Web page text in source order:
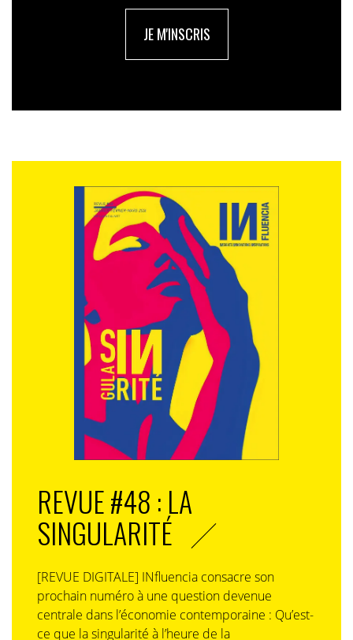
JE M'INSCRIS
REVUE #48 : LA
SINGULARITÉ
[REVUE DIGITALE] INfluencia consacre son
prochain numéro à une question devenue
centrale dans l’économie contemporaine : Qu’est-
ce que la singularité à l’heure de la